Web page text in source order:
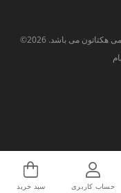
می باشد. 2026©
حساب کاربری سبد خرید